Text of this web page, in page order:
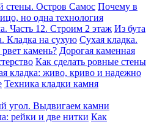
стены. Остров Самос Почему в
но одна технология
Часть 12. Строим 2 этаж Из бута
Кладка на сухую Сухая кладка.
камень? Дорогая каменная
Как сделать ровные стены
кладка: живо, криво и надежно
Техника кладки камня
угол. Выдвигаем камни
рейки и две нитки Как